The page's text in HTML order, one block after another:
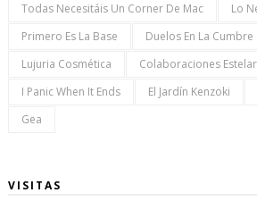
Todas Necesitáis Un Corner De Mac
Lo
Primero Es La Base
Duelos En La Cumbre
Lujuria Cosmética
Colaboraciones
I Panic When It Ends
El Jardín Kenzoki
Gea
VISITAS